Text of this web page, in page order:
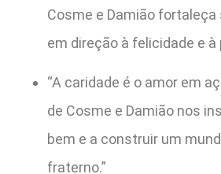
Cosme e Damião fortaleça
em direção à felicidade e à
“A caridade é o amor em
de Cosme e Damião nos
bem e a construir um
fraterno.”